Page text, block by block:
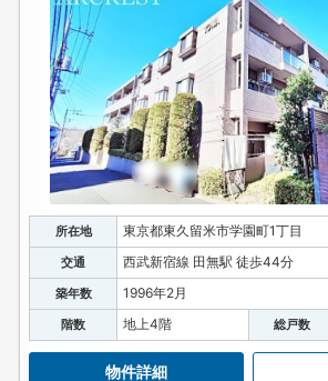
所在地 東京都東久留米市学園町1丁目
交通 西武新宿線 田無駅 徒歩44分
築年数 1996年2月
階数 地上4階 総戸数
物件詳細